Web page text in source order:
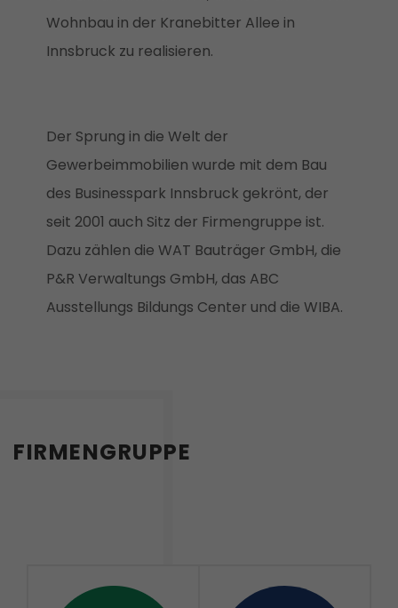
Wohnbau in der Kranebitter Allee in
Innsbruck zu realisieren.
Der Sprung in die Welt der
Gewerbeimmobilien wurde mit dem Bau
des Businesspark Innsbruck gekrönt, der
seit 2001 auch Sitz der Firmengruppe ist.
Dazu zählen die WAT Bauträger GmbH, die
P&R Verwaltungs GmbH, das ABC
Ausstellungs Bildungs Center und die WIBA.
FIRMENGRUPPE